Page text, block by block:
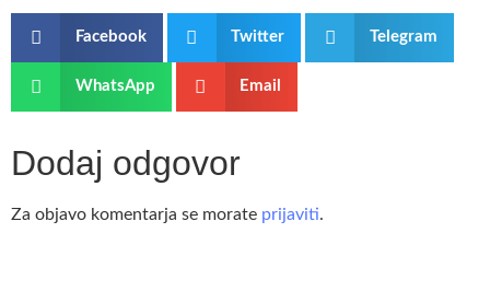
Facebook Twitter Telegram
WhatsApp Email
Dodaj odgovor
Za objavo komentarja se morate prijaviti.